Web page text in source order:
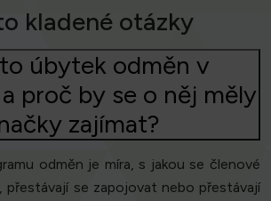
kladené otázky
úbytek odměn v
proč by se o něj měly
zajímat?
odměn je míra, s jakou se členové
přestávají se zapojovat nebo přestávají